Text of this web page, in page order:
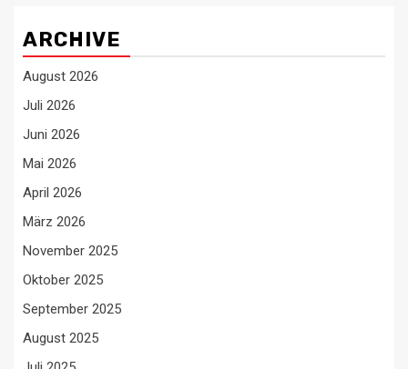
ARCHIVE
August 2026
Juli 2026
Juni 2026
Mai 2026
April 2026
März 2026
November 2025
Oktober 2025
September 2025
August 2025